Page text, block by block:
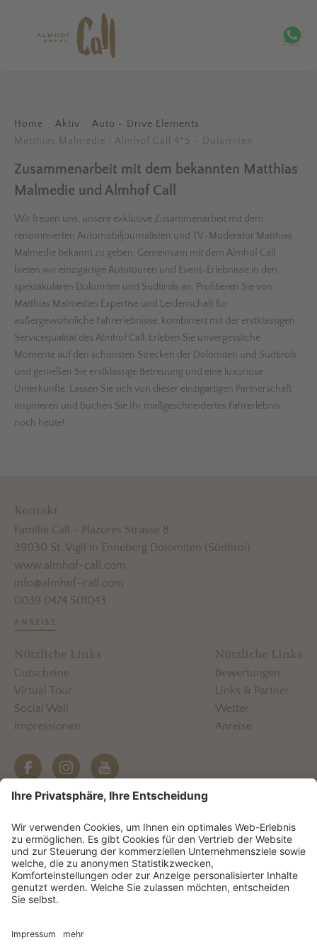
Home . Aktiv . Auto - Drive Elements .
Matthias Malmedie | Almhof Call 4*S - Dolomiten
Zusammenarbeit mit dem bekannten Matthias
Malmedie und Almhof Call
Wir freuen uns, unsere exklusive Zusammenarbeit mit dem
renommierten Automobiljournalisten und TV-Moderator Matthias
Malmedie bekannt zu geben. Gemeinsam mit dem Almhof Call
bieten wir einzigartige Autotouren und Event-Erlebnisse in den
spektakulären Dolomiten und Südtirols an. Profitieren Sie von
Matthias Malmedies Expertise und Leidenschaft für
außergewöhnliche Fahrerlebnisse, kombiniert mit der erstklassigen
Servicequalität des Almhof Call. Erleben Sie unvergessliche
Momente auf den schönsten Strecken der Dolomiten und Südtirols
und genießen Sie erstklassige Betreuung und eine luxuriöse
Unterkünfte. Lassen Sie sich von dieser einzigartigen Partnerschaft
inspirieren und buchen Sie Ihr maßgeschneidertes Fahrerlebnis
noch heute!
Kontakt
Familie Call - Plazores Strasse 8
39030 St. Vigil in Enneberg Dolomiten (Südtirol)
www.almhof-call.com
info@almhof-call.com
0039 0474 501043
ANREISE
Nützliche Links
Gutscheine
Virtual Tour
Social Wall
Impressionen
Nützliche Links
Bewertungen
Links & Partner
Wetter
Anreise